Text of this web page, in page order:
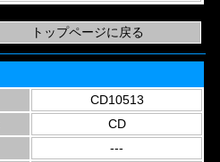
CD10513
CD
---